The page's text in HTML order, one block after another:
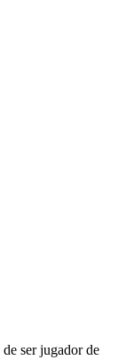
ser jugador de